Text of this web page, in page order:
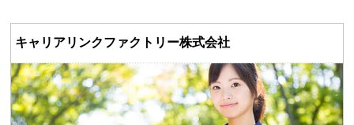
キャリアリンクファクトリー株式会社